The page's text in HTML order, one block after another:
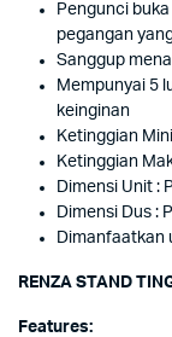
Pengunci
pegangan
Sanggup
Mempunyai 5
keinginan
Ketinggian
Ketinggian
Dimensi Unit :
Dimensi Dus :
Dimanfaatkan
RENZA STAND
Features: